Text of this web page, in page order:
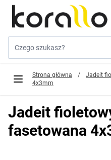
Przejdź do treści
Strona główna /
Jadeit
4x3mm
Jadeit
fasetowana